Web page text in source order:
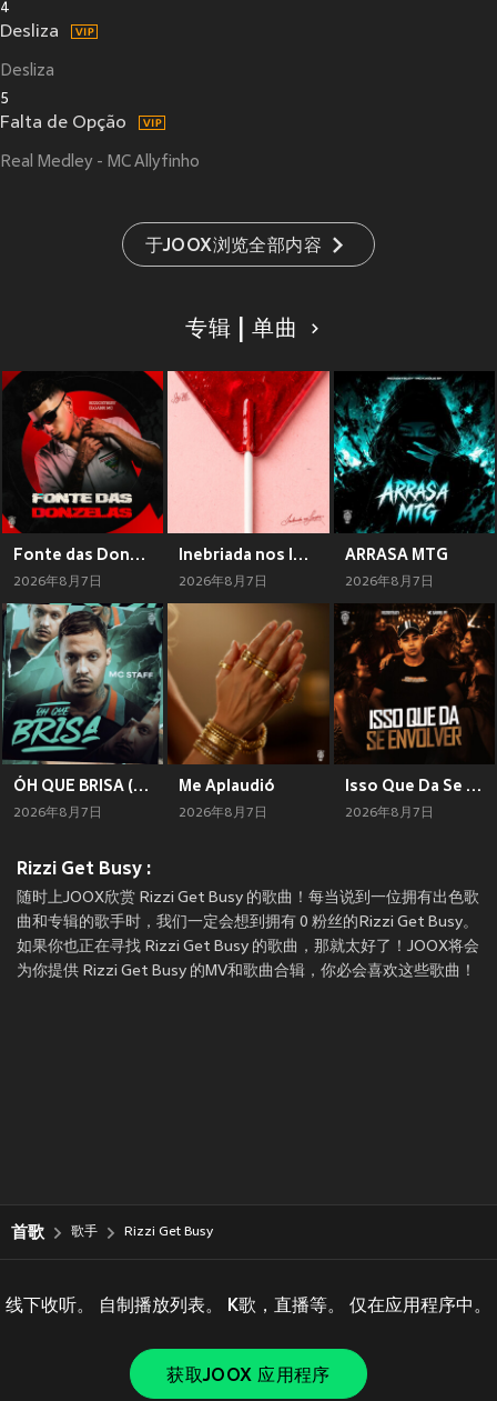
4
Desliza
Desliza
5
Falta de Opção
Real Medley - MC Allyfinho
于JOOX浏览全部内容
专辑 | 单曲
Fonte das Donzela
2026年8月7日
Inebriada nos lençóis
2026年8月7日
ARRASA MTG
2026年8月7日
ÓH QUE BRISA (Explicit)
2026年8月7日
Me Aplaudió
2026年8月7日
Isso Que Da Se Envolver (Explicit)
2026年8月7日
Rizzi Get Busy :
随时上JOOX欣赏 Rizzi Get Busy 的歌曲！每当说到一位拥有出色歌
曲和专辑的歌手时，我们一定会想到拥有 0 粉丝的Rizzi Get Busy。
如果你也正在寻找 Rizzi Get Busy 的歌曲，那就太好了！JOOX将会
为你提供 Rizzi Get Busy 的MV和歌曲合辑，你必会喜欢这些歌曲！
首歌 歌手 Rizzi Get Busy
线下收听。 自制播放列表。 K歌，直播等。 仅在应用程序中。
获取JOOX 应用程序